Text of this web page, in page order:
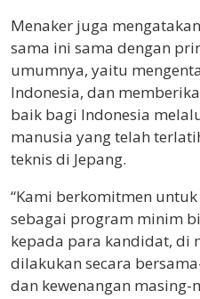
Menaker juga
sama ini sama dengan
umumnya, yaitu
Indonesia, dan
baik bagi Indonesia
manusia yang telah
teknis di Jepang.
“Kami berkomitmen
sebagai program minim
kepada para kandidat, di
dilakukan secara
dan kewenangan masing-